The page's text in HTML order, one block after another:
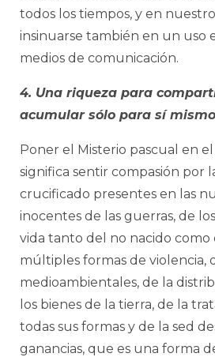
todos los tiempos, y en
insinuarse también en un uso
medios de comunicación.
4. Una riqueza para
acumular sólo para sí mismo
Poner el Misterio pascual en
significa sentir compasión por
crucificado presentes en las
inocentes de las guerras, de
vida tanto del no nacido como
múltiples formas de violencia,
medioambientales, de la
los bienes de la tierra, de la
todas sus formas y de la sed
ganancias, que es una forma